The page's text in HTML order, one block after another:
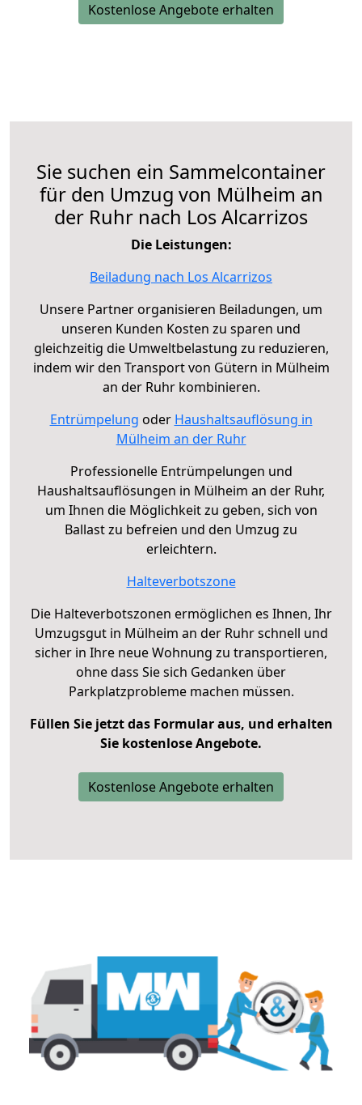
Kostenlose Angebote erhalten
Sie suchen ein Sammelcontainer
für den Umzug von Mülheim an
der Ruhr nach Los Alcarrizos
Die Leistungen:
Beiladung nach Los Alcarrizos
Unsere Partner organisieren Beiladungen, um
unseren Kunden Kosten zu sparen und
gleichzeitig die Umweltbelastung zu reduzieren,
indem wir den Transport von Gütern in Mülheim
an der Ruhr kombinieren.
Entrümpelung oder Haushaltsauflösung in
Mülheim an der Ruhr
Professionelle Entrümpelungen und
Haushaltsauflösungen in Mülheim an der Ruhr,
um Ihnen die Möglichkeit zu geben, sich von
Ballast zu befreien und den Umzug zu
erleichtern.
Halteverbotszone
Die Halteverbotszonen ermöglichen es Ihnen, Ihr
Umzugsgut in Mülheim an der Ruhr schnell und
sicher in Ihre neue Wohnung zu transportieren,
ohne dass Sie sich Gedanken über
Parkplatzprobleme machen müssen.
Füllen Sie jetzt das Formular aus, und erhalten
Sie kostenlose Angebote.
Kostenlose Angebote erhalten